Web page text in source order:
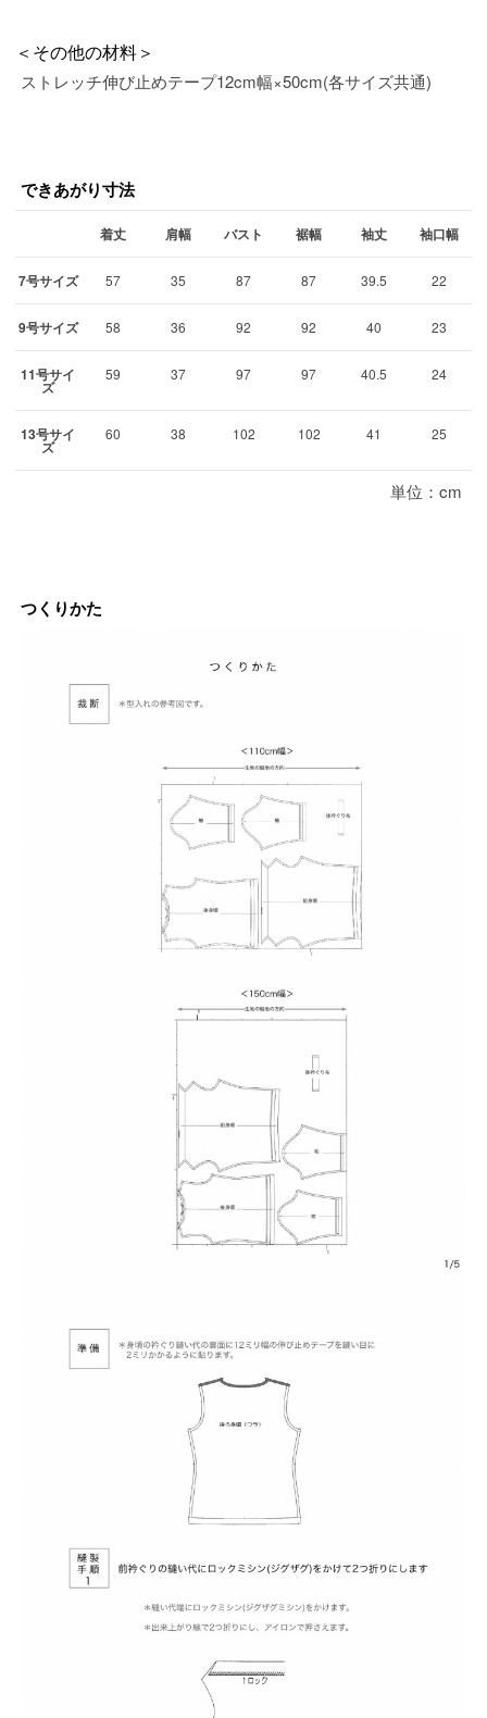
＜その他の材料＞
ストレッチ伸び止めテープ12cm幅×50cm(各サイズ共通)
できあがり寸法
着丈 肩幅 バスト 裾幅 袖丈 袖口幅
7号サイズ 57 35 87 87 39.5 22
9号サイズ 58 36 92 92 40 23
11号サイ
ズ
59 37 97 97 40.5 24
13号サイ
ズ
60 38 102 102 41 25
単位：cm
つくりかた